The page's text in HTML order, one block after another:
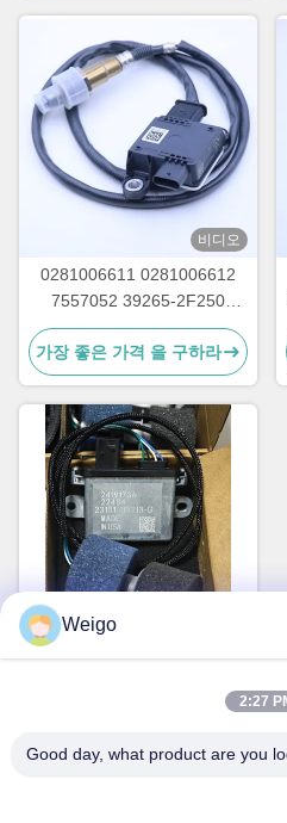
비디오
0281006611 0281006612
7557052 39265-2F250
392652F250 PM 센서
가장 좋은 가격 을 구하라
24191736 입자상 물질 PM
Weigo
2:27
Good day, what product are you